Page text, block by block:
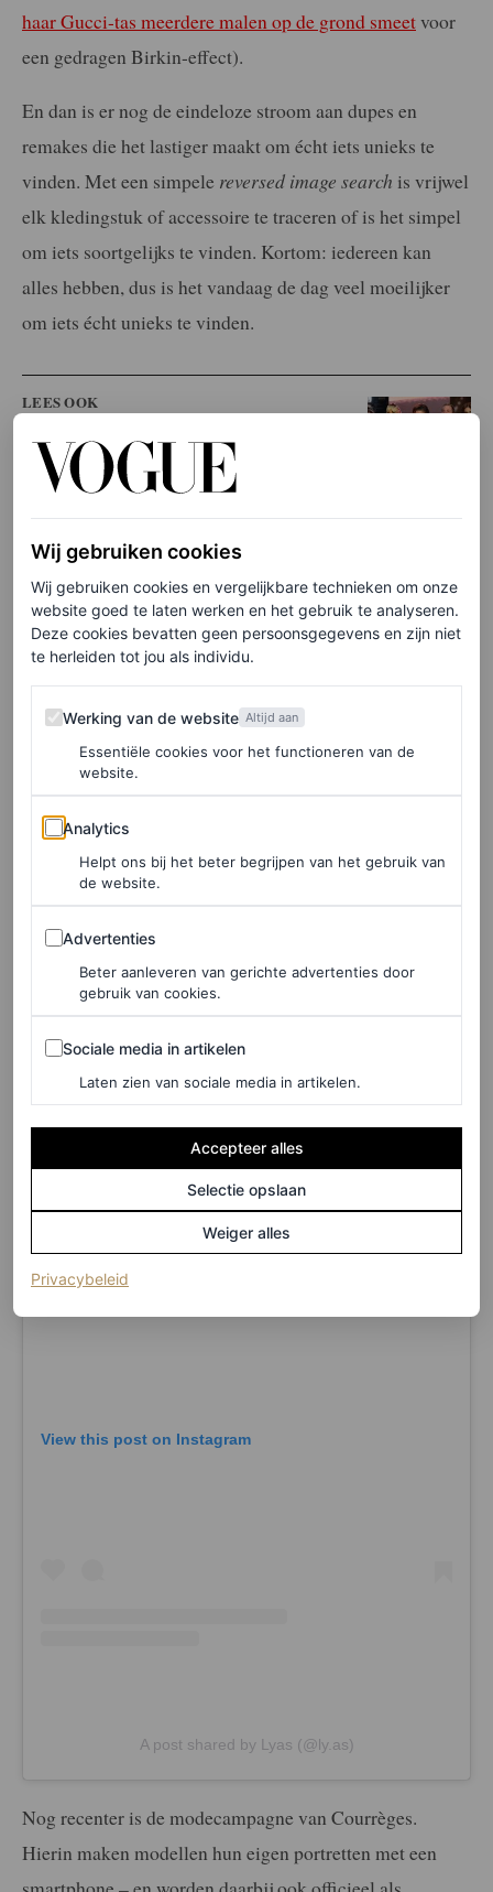
haar Gucci-tas meerdere malen op de grond smeetvoor
een gedragen Birkin-effect).
En dan is er nog de eindeloze stroom aan dupes en
remakes die het lastiger maakt om écht iets unieks te
vinden. Met een simpele reversed image search is vrijwel
elk kledingstuk of accessoire te traceren of is het simpel
om iets soortgelijks te vinden. Kortom: iedereen kan
alles hebben, dus is het vandaag de dag veel moeilijker
om iets écht unieks te vinden.
LEES OOK
Couturepoppen, engelenvleugels en brat: dit
zijn de grootste modemomenten van 2024
MARJOLEIN VAN DEN BRAND
Telefoonbeelden
Maar het draait tegenwoordig niet alleen om wat we
dragen; ook de manier waarop we mode vastleggen en
presenteren is aan het veranderen. Populaire
Instagramfeeds hebben steeds vaker een look alsof de
posts zijn geplaatst zonder voorbedachte rade (of dat echt
zo is, is een tweede). Daarnaast liet Jacquemus zijn La
Croisière-show volledig met iPhones filmen. En Lyas,
te maken met zijn iPhone 4S tijdens de shows van Paris
Fashion Week, wat voor chaotische beelden zorgde.
De tekst gaat verder onder de afbeelding.
View this post on Instagram
A post shared by Lyas (@ly.as)
Nog recenter is de modecampagne van Courrèges.
Hierin maken modellen hun eigen portretten met een
Wij gebruiken cookies
Wij gebruiken cookies en vergelijkbare technieken om onze
website goed te laten werken en het gebruik te analyseren.
Deze cookies bevatten geen persoonsgegevens en zijn niet
te herleiden tot jou als individu.
Werking van de website
Werking van de website Altijd aan
Essentiële cookies voor het functioneren van de
website.
Analytics
Analytics
Helpt ons bij het beter begrijpen van het gebruik van
de website.
Advertenties
Advertenties
Beter aanleveren van gerichte advertenties door
gebruik van cookies.
Sociale media in artikelen
Sociale media in artikelen
Laten zien van sociale media in artikelen.
Accepteer alles
Selectie opslaan
Weiger alles
Privacybeleid